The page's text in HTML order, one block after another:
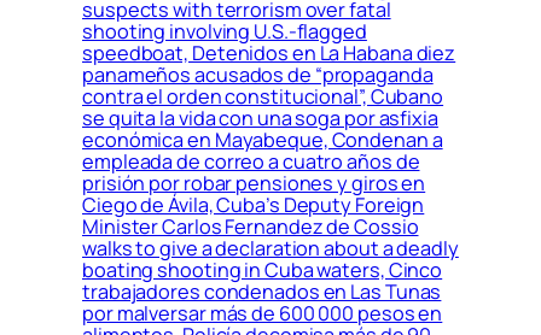
suspects with terrorism over fatal
shooting involving U.S.-flagged
speedboat, Detenidos en La Habana diez
panameños acusados de “propaganda
contra el orden constitucional”, Cubano
se quita la vida con una soga por asfixia
económica en Mayabeque, Condenan a
empleada de correo a cuatro años de
prisión por robar pensiones y giros en
Ciego de Ávila, Cuba’s Deputy Foreign
Minister Carlos Fernandez de Cossio
walks to give a declaration about a deadly
boating shooting in Cuba waters, Cinco
trabajadores condenados en Las Tunas
por malversar más de 600 000 pesos en